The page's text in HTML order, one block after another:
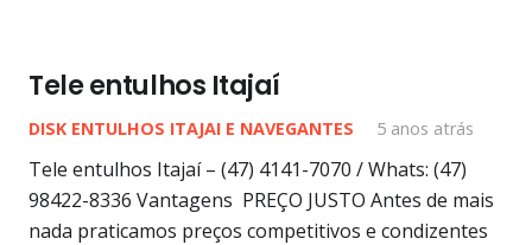
Tele entulhos Itajaí
DISK ENTULHOS ITAJAI E NAVEGANTES 5 anos atrás
Tele entulhos Itajaí – (47) 4141-7070 / Whats: (47)
98422-8336 Vantagens PREÇO JUSTO Antes de mais
nada praticamos preços competitivos e condizentes